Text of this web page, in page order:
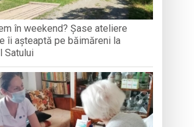
în weekend? Șase ateliere
îi așteaptă pe băimăreni la
Satului